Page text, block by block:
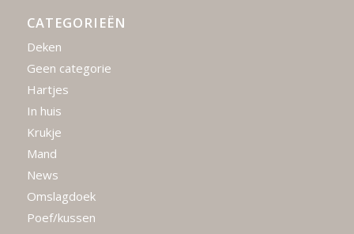
CATEGORIEËN
Deken
Geen categorie
Hartjes
In huis
Krukje
Mand
News
Omslagdoek
Poef/kussen